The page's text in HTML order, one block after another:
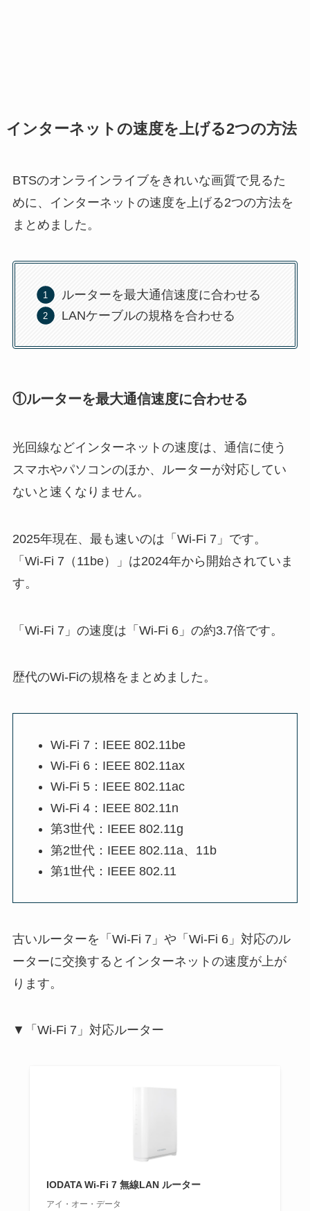
インターネットの速度を上げる2つの方法
BTSのオンラインライブをきれいな画質で見るた
めに、インターネットの速度を上げる2つの方法を
まとめました。
ルーターを最大通信速度に合わせる
LANケーブルの規格を合わせる
①ルーターを最大通信速度に合わせる
光回線などインターネットの速度は、通信に使う
スマホやパソコンのほか、ルーターが対応してい
ないと速くなりません。
2025年現在、最も速いのは「Wi-Fi 7」です。
「Wi-Fi 7（11be）」は2024年から開始されていま
す。
「Wi-Fi 7」の速度は「Wi-Fi 6」の約3.7倍です。
歴代のWi-Fiの規格をまとめました。
Wi-Fi 7：IEEE 802.11be
Wi-Fi 6：IEEE 802.11ax
Wi-Fi 5：IEEE 802.11ac
Wi-Fi 4：IEEE 802.11n
第3世代：IEEE 802.11g
第2世代：IEEE 802.11a、11b
第1世代：IEEE 802.11
古いルーターを「Wi-Fi 7」や「Wi-Fi 6」対応のル
ーターに交換するとインターネットの速度が上が
ります。
▼「Wi-Fi 7」対応ルーター
IODATA Wi-Fi 7 無線LAN ルーター
アイ・オー・データ